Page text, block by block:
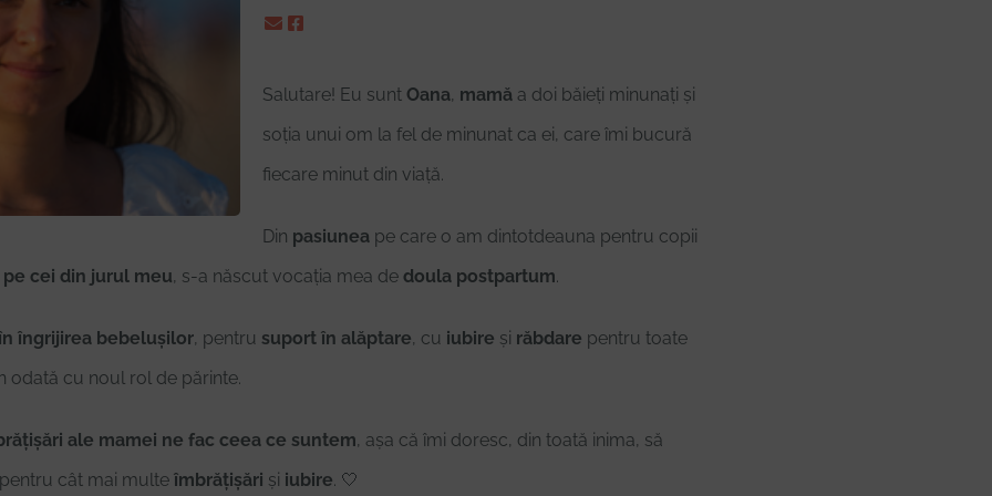
Salutare! Eu sunt Oana, mamăa doi băieți minunați și
soția unui om la fel de minunat ca ei, care îmi bucură
fiecare minut din viață.
Din pasiuneape care o am dintotdeauna pentru copii
cei din jurul meu, s-a născut vocația mea de doula postpartum.
îngrijirea bebelușilor, pentru suport în alăptare, cu iubire și răbdare pentru toate
odată cu noul rol de părinte.
ale mamei ne fac ceea ce suntem, așa că îmi doresc, din toată inima, să
cât mai multe îmbrățișări și iubire. 🤍